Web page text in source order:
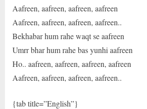
Aafreen, aafreen, aafreen, aafreen
Aafreen, aafreen, aafreen, aafreen..
Bekhabar hum rahe waqt se aafreen
Umrr bhar hum rahe bas yunhi aafreen
Ho.. aafreen, aafreen, aafreen, aafreen
Aafreen, aafreen, aafreen, aafreen..
{tab title=”English”}